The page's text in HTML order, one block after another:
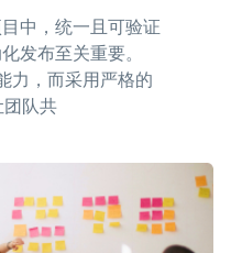
中，统一且可验证
发布至关重要。
力，而采用严格的
团队共